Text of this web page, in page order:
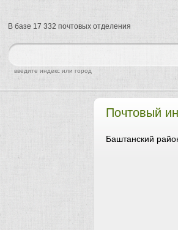
Почтовый
Баштанский
найти
введите индекс или город
В базе 17 332 почтовых отделения